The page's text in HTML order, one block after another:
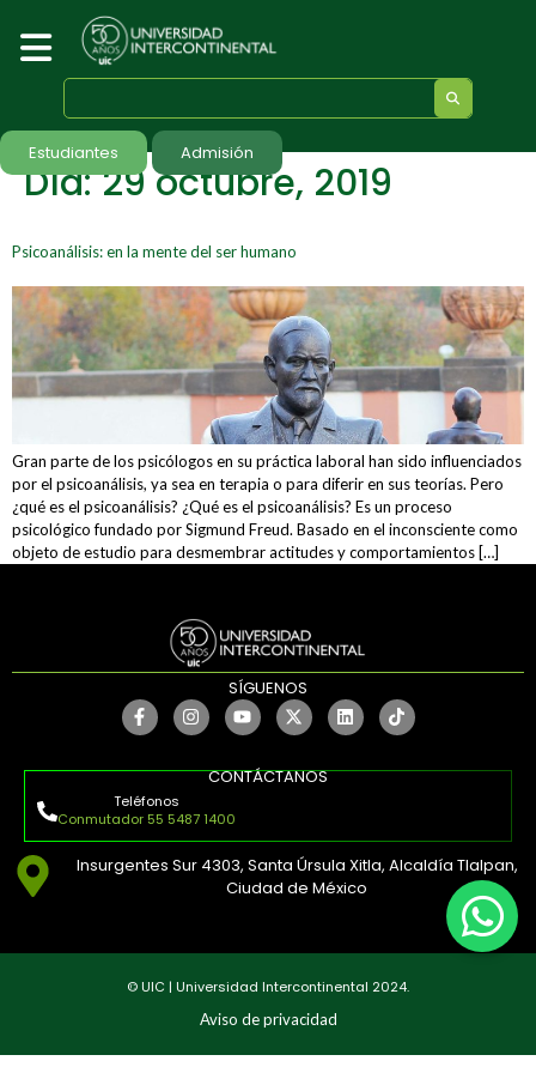
Estudiantes Admisión
Día:29 octubre, 2019
Psicoanálisis: en la mente del ser humano
Gran parte de los psicólogos en su práctica laboral han sido influenciados
por el psicoanálisis, ya sea en terapia o para diferir en sus teorías. Pero
¿qué es el psicoanálisis? ¿Qué es el psicoanálisis? Es un proceso
psicológico fundado por Sigmund Freud. Basado en el inconsciente como
objeto de estudio para desmembrar actitudes y comportamientos […]
SÍGUENOS
CONTÁCTANOS
Teléfonos
Conmutador 55 5487 1400
Insurgentes Sur 4303, Santa Úrsula Xitla, Alcaldía Tlalpan,
Ciudad de México
© UIC | Universidad Intercontinental 2024.
Aviso de privacidad